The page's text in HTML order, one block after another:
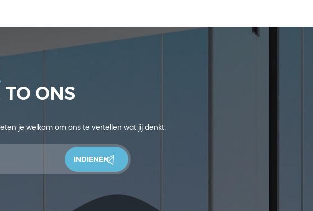
ONS
je welkom om ons te vertellen wat jij denkt.